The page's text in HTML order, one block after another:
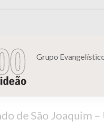
Grupo
de São Joaquim